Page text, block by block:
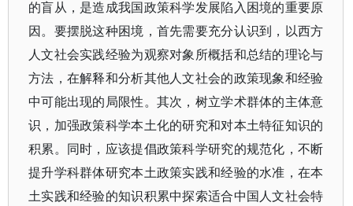
的盲从，是造成我国政策科学发展陷入困境的重要原
因。要摆脱这种困境，首先需要充分认识到，以西方
人文社会实践经验为观察对象所概括和总结的理论与
方法，在解释和分析其他人文社会的政策现象和经验
中可能出现的局限性。其次，树立学术群体的主体意
识，加强政策科学本土化的研究和对本土特征知识的
积累。同时，应该提倡政策科学研究的规范化，不断
提升学科群体研究本土政策实践和经验的水准，在本
土实践和经验的知识积累中探索适合中国人文社会特